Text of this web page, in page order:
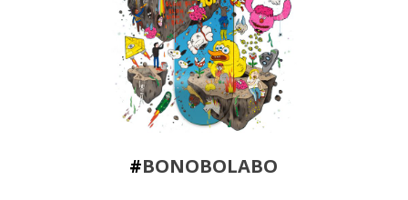
#BONOBOLABO